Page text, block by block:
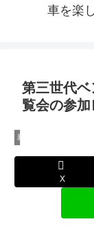
車を楽
第三世代
覧会の参加
新車・試乗情報
X